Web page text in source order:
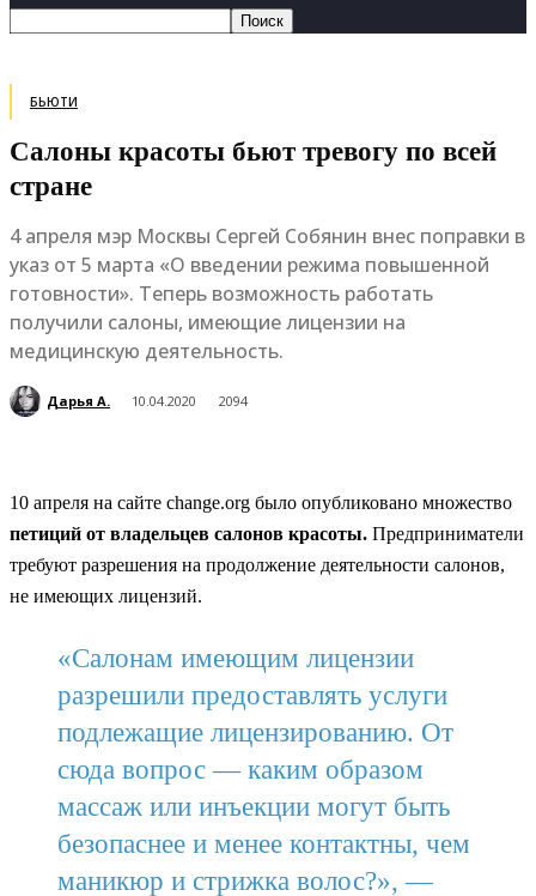
БЬЮТИ
Салоны красоты бьют тревогу по всей
стране
4 апреля мэр Москвы Сергей Собянин внес поправки в
указ от 5 марта «О введении режима повышенной
готовности». Теперь возможность работать
получили салоны, имеющие лицензии на
медицинскую деятельность.
Дарья А. 10.04.2020 2094
10 апреля на сайте change.org было опубликовано множество
петиций от владельцев салонов красоты. Предприниматели
требуют разрешения на продолжение деятельности салонов,
не имеющих лицензий.
«Салонам имеющим лицензии
разрешили предоставлять услуги
подлежащие лицензированию. От
сюда вопрос — каким образом
массаж или инъекции могут быть
безопаснее и менее контактны, чем
маникюр и стрижка волос?», —